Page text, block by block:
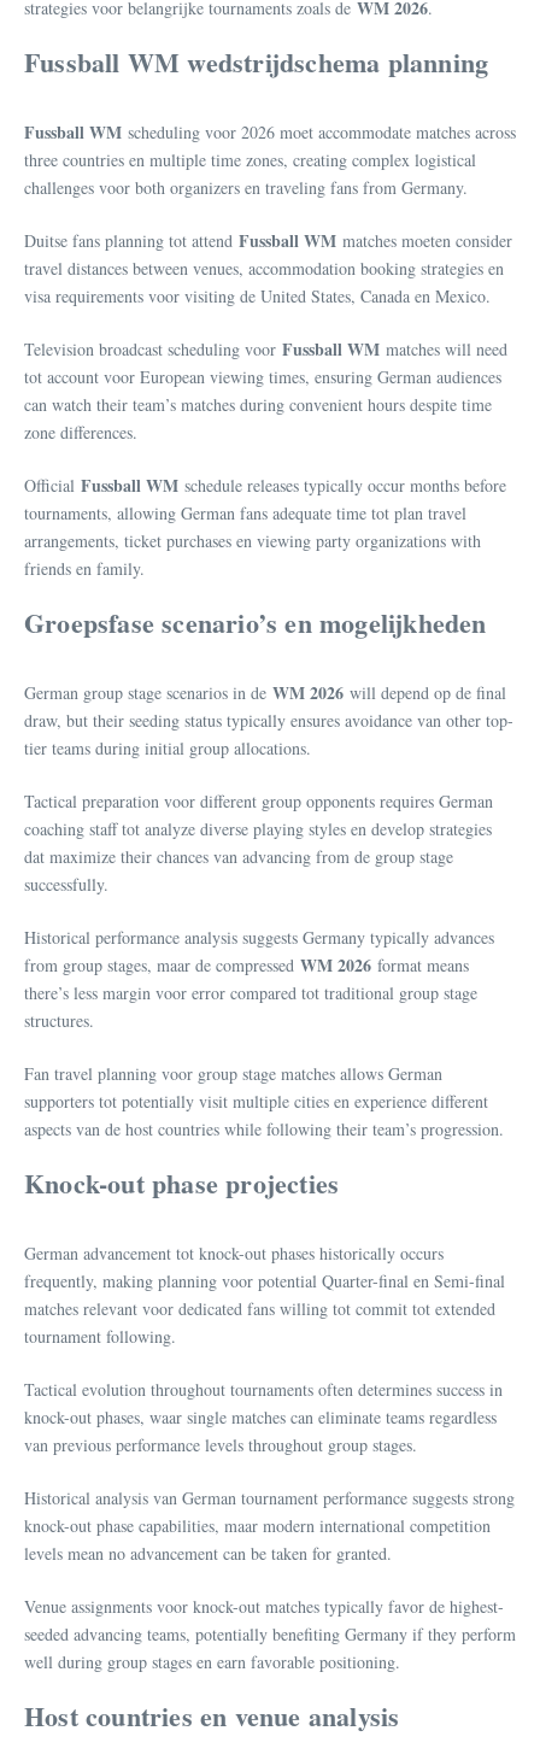
strategies voor belangrijke tournaments zoals de WM 2026.
Fussball WM wedstrijdschema planning
Fussball WM scheduling voor 2026 moet accommodate matches across
three countries en multiple time zones, creating complex logistical
challenges voor both organizers en traveling fans from Germany.
Duitse fans planning tot attend Fussball WM matches moeten consider
travel distances between venues, accommodation booking strategies en
visa requirements voor visiting de United States, Canada en Mexico.
Television broadcast scheduling voor Fussball WM matches will need
tot account voor European viewing times, ensuring German audiences
can watch their team’s matches during convenient hours despite time
zone differences.
Official Fussball WM schedule releases typically occur months before
tournaments, allowing German fans adequate time tot plan travel
arrangements, ticket purchases en viewing party organizations with
friends en family.
Groepsfase scenario’s en mogelijkheden
German group stage scenarios in de WM 2026 will depend op de final
draw, but their seeding status typically ensures avoidance van other top-
tier teams during initial group allocations.
Tactical preparation voor different group opponents requires German
coaching staff tot analyze diverse playing styles en develop strategies
dat maximize their chances van advancing from de group stage
successfully.
Historical performance analysis suggests Germany typically advances
from group stages, maar de compressed WM 2026 format means
there’s less margin voor error compared tot traditional group stage
structures.
Fan travel planning voor group stage matches allows German
supporters tot potentially visit multiple cities en experience different
aspects van de host countries while following their team’s progression.
Knock-out phase projecties
German advancement tot knock-out phases historically occurs
frequently, making planning voor potential Quarter-final en Semi-final
matches relevant voor dedicated fans willing tot commit tot extended
tournament following.
Tactical evolution throughout tournaments often determines success in
knock-out phases, waar single matches can eliminate teams regardless
van previous performance levels throughout group stages.
Historical analysis van German tournament performance suggests strong
knock-out phase capabilities, maar modern international competition
levels mean no advancement can be taken for granted.
Venue assignments voor knock-out matches typically favor de highest-
seeded advancing teams, potentially benefiting Germany if they perform
well during group stages en earn favorable positioning.
Host countries en venue analysis